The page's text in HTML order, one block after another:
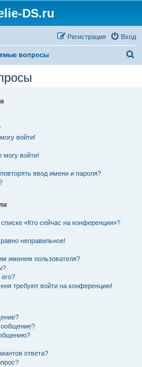
DS.ru
Вход
Регистрация
вопросы
войти!
могу войти!
ввод имени и пароля?
«Кто сейчас на конференции»?
неправильное!
именем пользователя?
требуют войти на конференцию!
ответа?